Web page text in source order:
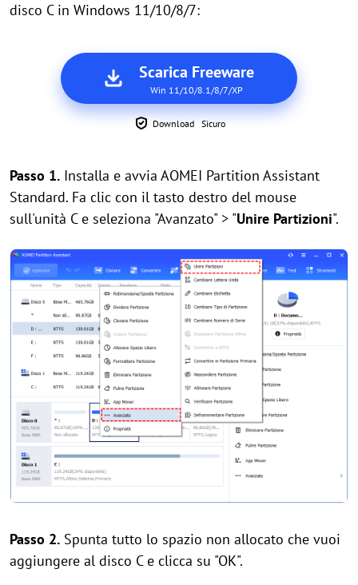
disco C in Windows 11/10/8/7:
Scarica Freeware
Win 11/10/8.1/8/7/XP
Download Sicuro
Passo 1. Installa e avvia AOMEI Partition Assistant
Standard. Fa clic con il tasto destro del mouse
sull'unità C e seleziona "Avanzato" > "Unire Partizioni".
Passo 2. Spunta tutto lo spazio non allocato che vuoi
aggiungere al disco C e clicca su "OK".